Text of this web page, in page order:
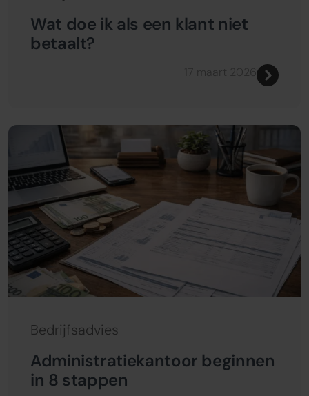
Wat doe ik als een klant niet
betaalt?
Bedrijfsadvies
Administratiekantoor beginnen
in 8 stappen